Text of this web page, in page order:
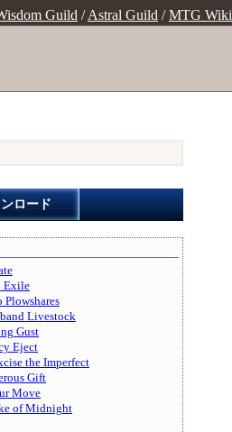
Guild /Astral Guild /MTG Wiki
ロード
Exile
Livestock
Gust
Eject
the Imperfect
Gift
Move
of Midnight